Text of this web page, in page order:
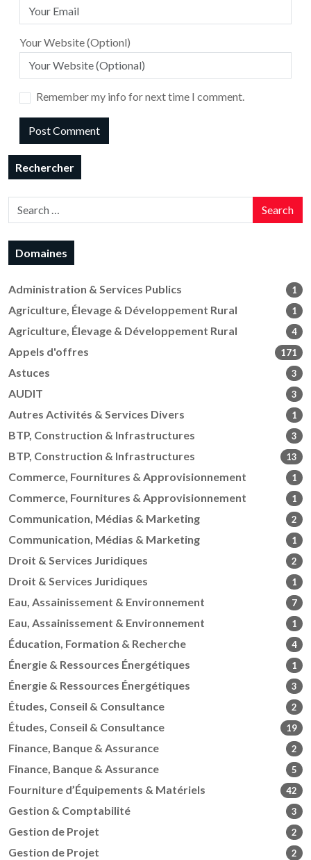
Your Website (Optionl)
Remember my info for next time I comment.
Rechercher
Search
Domaines
Administration & Services Publics 1
Agriculture, Élevage & Développement Rural 1
Agriculture, Élevage & Développement Rural 4
Appels d'offres 171
Astuces 3
AUDIT 3
Autres Activités & Services Divers 1
BTP, Construction & Infrastructures 3
BTP, Construction & Infrastructures 13
Commerce, Fournitures & Approvisionnement 1
Commerce, Fournitures & Approvisionnement 1
Communication, Médias & Marketing 2
Communication, Médias & Marketing 1
Droit & Services Juridiques 2
Droit & Services Juridiques 1
Eau, Assainissement & Environnement 7
Eau, Assainissement & Environnement 1
Éducation, Formation & Recherche 4
Énergie & Ressources Énergétiques 1
Énergie & Ressources Énergétiques 3
Études, Conseil & Consultance 2
Études, Conseil & Consultance 19
Finance, Banque & Assurance 2
Finance, Banque & Assurance 5
Fourniture d’Équipements & Matériels 42
Gestion & Comptabilité 3
Gestion de Projet 2
Gestion de Projet 2